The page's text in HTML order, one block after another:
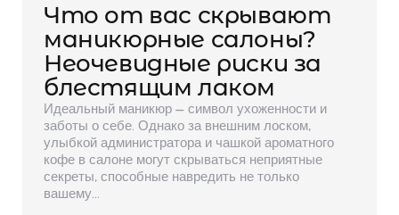
Что от вас скрывают
маникюрные салоны?
Неочевидные риски за
блестящим лаком
Идеальный маникюр — символ ухоженности и
заботы о себе. Однако за внешним лоском,
улыбкой администратора и чашкой ароматного
кофе в салоне могут скрываться неприятные
секреты, способные навредить не только
вашему…